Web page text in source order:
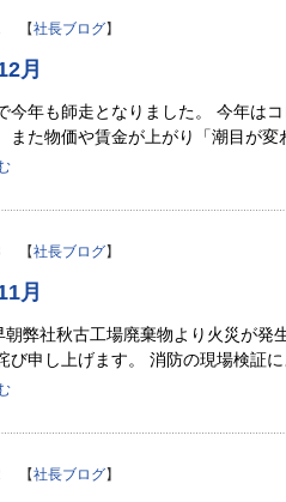
【社長ブログ】
月
今年も師走となりました。 今年は
また物価や賃金が上がり「潮目が変
【社長ブログ】
月
朝弊社秋古工場廃棄物より火災が発
び申し上げます。 消防の現場検証
【社長ブログ】